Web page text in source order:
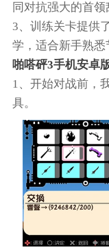
同对抗强大的首领
3、训练关卡提供
学，适合新手熟悉
啪嗒砰3手机安卓
1、开始对战前，
具。